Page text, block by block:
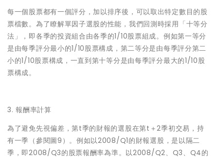
每一個股票都有一個評分，加以排序後，可以取出特定數目的股
票檔數。為了瞭解單因子選股的性能，我們回測時採用「十等分
法」，即各季的投資組合由各季的1/10股票組成。例如第一等分
是由每季評分最小的1/10股票構成，第二等分是由每季評分第二
小的1/10股票構成，一直到第十等分是由每季評分最大的1/10股
票構成。
3. 報酬率計算
為了避免先視偏差，第t季的財報的選股在第t＋2季初交易，持
有一季（參閱圖9）。例如以2008/Q1的財報選股，是以隔二
季，即2008/Q3的股票報酬率為準。以2008/Q2、Q3、Q4的